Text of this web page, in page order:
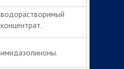
водорастворимый
концентрат.
имидазолиноны.